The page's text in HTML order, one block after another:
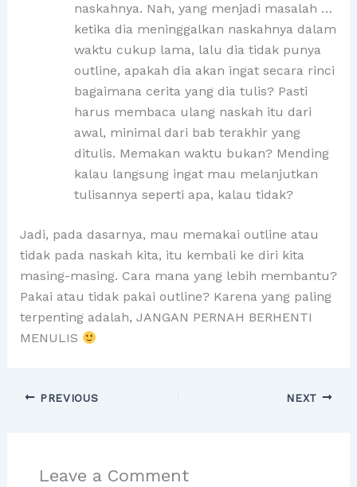
naskahnya. Nah, yang menjadi masalah …
ketika dia meninggalkan naskahnya dalam
waktu cukup lama, lalu dia tidak punya
outline, apakah dia akan ingat secara rinci
bagaimana cerita yang dia tulis? Pasti
harus membaca ulang naskah itu dari
awal, minimal dari bab terakhir yang
ditulis. Memakan waktu bukan? Mending
kalau langsung ingat mau melanjutkan
tulisannya seperti apa, kalau tidak?
Jadi, pada dasarnya, mau memakai outline atau
tidak pada naskah kita, itu kembali ke diri kita
masing-masing. Cara mana yang lebih membantu?
Pakai atau tidak pakai outline? Karena yang paling
terpenting adalah, JANGAN PERNAH BERHENTI
MENULIS
PREVIOUS NEXT
Leave a Comment